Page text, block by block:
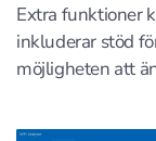
Extra funktioner
inkluderar stöd
möjligheten att